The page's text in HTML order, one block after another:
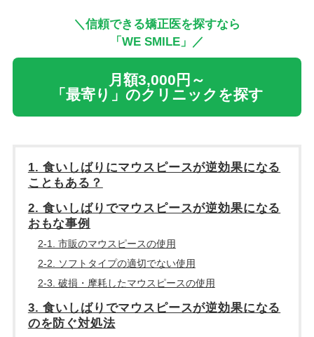
＼信頼できる矯正医を探すなら
「WE SMILE」／
月額3,000円～
「最寄り」のクリニックを探す
1. 食いしばりにマウスピースが逆効果になる
こともある？
2. 食いしばりでマウスピースが逆効果になる
おもな事例
2-1. 市販のマウスピースの使用
2-2. ソフトタイプの適切でない使用
2-3. 破損・摩耗したマウスピースの使用
3. 食いしばりでマウスピースが逆効果になる
のを防ぐ対処法